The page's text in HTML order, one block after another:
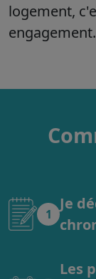
logement,
engagement.
1
Je
Les